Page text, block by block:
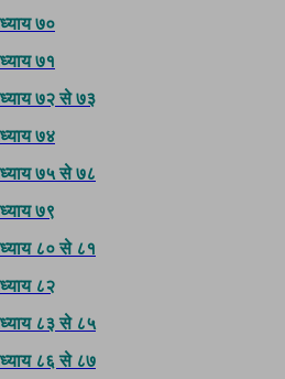
७०
७१
७२ से ७३
७४
७५ से ७८
७९
८० से ८१
८२
८३ से ८५
८६ से ८७